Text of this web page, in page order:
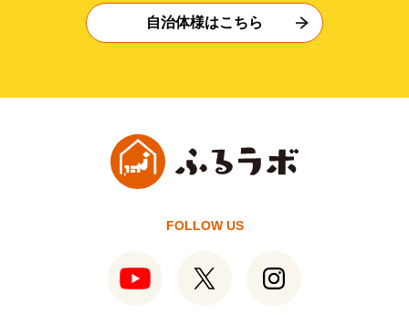
自治体様はこちら
FOLLOW US